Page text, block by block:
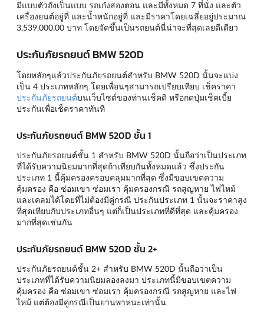
มีแบบตัวถังเป็นแบบ รถเก๋งสองตอน และมีทั้งหมด 7 ที่นั่ง และตัว
เครื่องยนต์อยู่ที่ และน้ำหนักอยู่ที่ และมีราคาโดยเฉลี่ยอยู่ประมาณ
3,539,000.00 บาท โดยจัดขึ้นเป็นรถยนต์นี่น่าจะที่สุดเลยดีเดียว
ประกันภัยรถยนต์ BMW 520D
โดยหลักๆแล้วประกันภัยรถยนต์สำหรับ BMW 520D นั้นจะแบ่ง
เป็น 4 ประเภทหลักๆ โดยเพื่อนๆสามารถเปรียบเทียบ เช็คราคา
ประกันภัยรถยนต์บนเว็บไซต์ของท่านเช็คดิ หรือกดปุ่มเช็คเบี้ย
ประกันเพื่อเช็คราคาทันที
ประกันภัยรถยนต์ BMW 520D ชั้น 1
ประกันภัยรถยนต์ชั้น 1 สำหรับ BMW 520D นั้นถือว่าเป็นประเภท
ที่ได้รับความนิยมมากที่สุดถ้าเทียบกันทั้งหมดแล้ว ซึ่งประกัน
ประเภท 1 นี้คุ้มครองครอบคลุมมากที่สุด ซึ่งมีขอบเขตความ
คุ้มครอง คือ ซ่อมเขา ซ่อมเรา คุ้มครองกรณี รถสูญหาย ไฟไหม้
และเคลมได้โดยที่ไม่ต้องมีคู่กรณี ประกันประเภท 1 นั้นจะราคาสูง
ที่สุดเทียบกับประเภทอื่นๆ แต่ก็เป็นประเภทที่ดีที่สุด และคุ้มครอง
มากที่สุดเช่นกัน
ประกันภัยรถยนต์ BMW 520D ชั้น 2+
ประกันภัยรถยนต์ชั้น 2+ สำหรับ BMW 520D นั้นถือว่าเป็น
ประเภทที่ได้รับความนิยมลองลงมา ประเภทนี้มีขอบเขตความ
คุ้มครอง คือ ซ่อมเขา ซ่อมเรา คุ้มครองกรณี รถสูญหาย และไฟ
ไหม้ แต่ต้องมีคู่กรณีเป็นยานพาหนะเท่านั้น